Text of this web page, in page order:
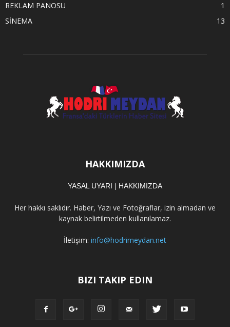
REKLAM PANOSU
1
SİNEMA
13
HAKKIMIZDA
YASAL UYARI | HAKKIMIZDA
Her hakkı saklıdır. Haber, Yazı ve Fotoğraflar, izin almadan ve
kaynak belirtilmeden kullanılamaz.
İletişim: info@hodrimeydan.net
BIZI TAKIP EDIN